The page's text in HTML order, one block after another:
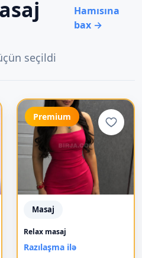
seçildi
Hamısına
bax →
Premium
Masaj
Relax masaj
Razılaşma ilə